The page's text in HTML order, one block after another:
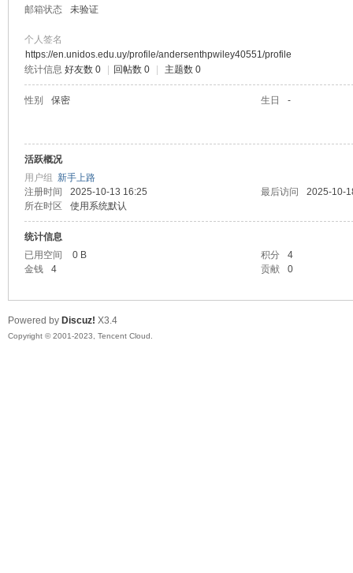
邮箱状态
未验证
个人签名
https://en.unidos.edu.uy/profile/andersenthpwiley40551/profile
统计信息 好友数 0 回帖数 0 主题数 0
性别 保密 生日 -
活跃概况
用户组 新手上路
注册时间
2025-10-13 16:25 最后访问
2025-10-
所在时区
使用系统默认
统计信息
已用空间
0 B 积分
4
金钱
4 贡献 0
Powered by Discuz! X3.4
Copyright © 2001-2023, Tencent Cloud.